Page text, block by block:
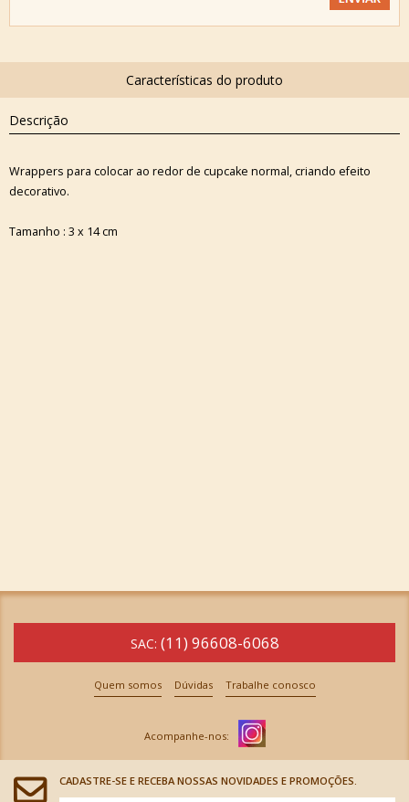
Descrição
Wrappers para colocar ao redor de cupcake normal, criando efeito
decorativo.
Tamanho : 3 x 14 cm
SAC: (11) 96608-6068
Quem somos Dúvidas Trabalhe conosco
CADASTRE-SE E RECEBA NOSSAS NOVIDADES E PROMOÇÕES.